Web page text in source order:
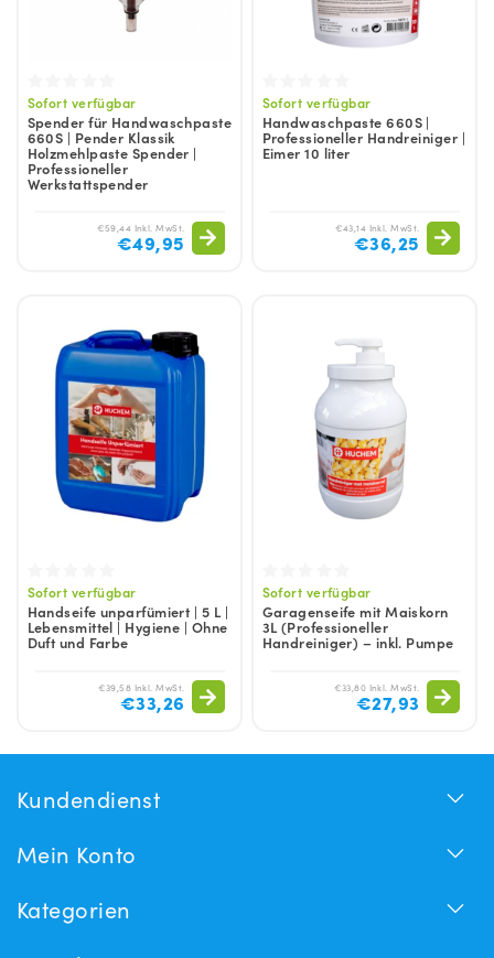
Sofort verfügbar
Spender für Handwaschpaste
660S | Pender Klassik
Holzmehlpaste Spender |
Professioneller
Werkstattspender
€59,44 Inkl. MwSt.
€49,95
Sofort verfügbar
Handwaschpaste 660S |
Professioneller Handreiniger |
Eimer 10 liter
€43,14 Inkl. MwSt.
€36,25
Sofort verfügbar
Handseife unparfümiert | 5 L |
Lebensmittel | Hygiene | Ohne
Duft und Farbe
€39,58 Inkl. MwSt.
€33,26
Sofort verfügbar
Garagenseife mit Maiskorn
3L (Professioneller
Handreiniger) – inkl. Pumpe
€33,80 Inkl. MwSt.
€27,93
Kundendienst
Mein Konto
Kategorien